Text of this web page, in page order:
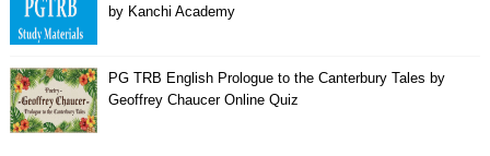
by Kanchi Academy
PG TRB English Prologue to the Canterbury Tales by
Geoffrey Chaucer Online Quiz